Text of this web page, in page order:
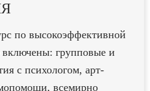
по высокоэффективной
групповые и
с психологом, арт-
всемирно